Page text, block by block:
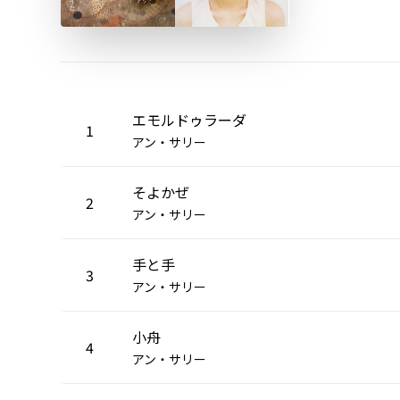
1 エモルドゥラーダ
アン・サリー
2 そよかぜ
アン・サリー
3 手と手
アン・サリー
4 小舟
アン・サリー